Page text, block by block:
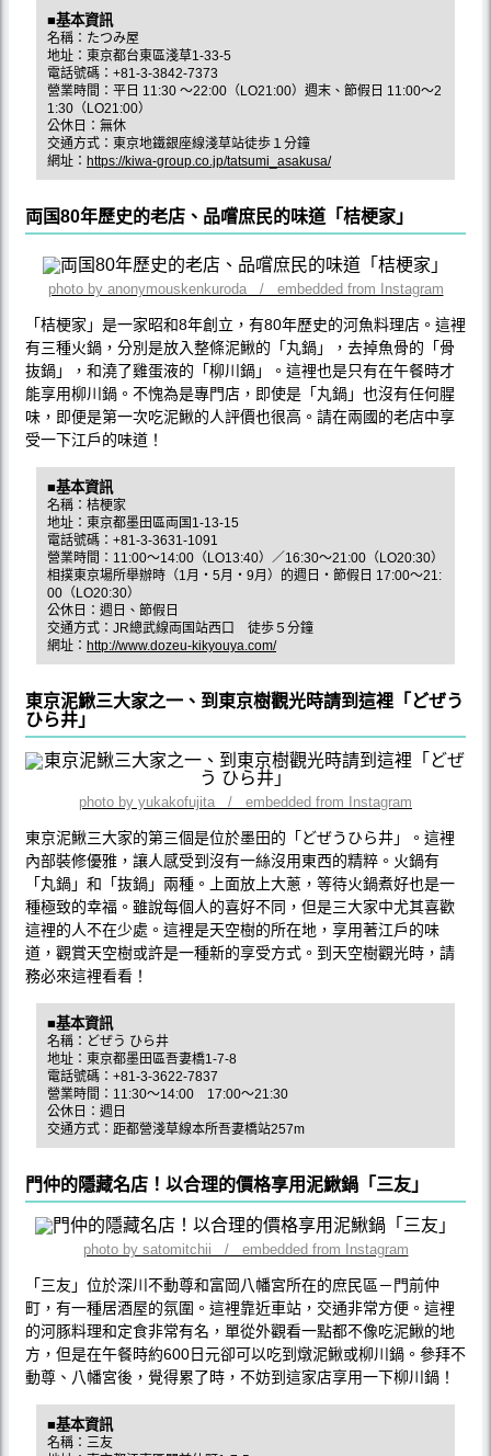
■基本資訊
名稱：たつみ屋
地址：東京都台東區淺草1-33-5
電話號碼：+81-3-3842-7373
營業時間：平日 11:30 ～22:00（LO21:00）週末、節假日 11:00～2
1:30（LO21:00）
公休日：無休
交通方式：東京地鐵銀座線淺草站徒歩１分鐘
網址： https://kiwa-group.co.jp/tatsumi_asakusa/
両国80年歷史的老店、品嚐庶民的味道「桔梗家」
photo by anonymouskenkuroda / embedded from Instagram
「桔梗家」是一家昭和8年創立，有80年歷史的河魚料理店。這裡
有三種火鍋，分別是放入整條泥鰍的「丸鍋」，去掉魚骨的「骨
抜鍋」，和澆了雞蛋液的「柳川鍋」。這裡也是只有在午餐時才
能享用柳川鍋。不愧為是專門店，即使是「丸鍋」也沒有任何腥
味，即便是第一次吃泥鰍的人評價也很高。請在兩國的老店中享
受一下江戶的味道！
■基本資訊
名稱：桔梗家
地址：東京都墨田區両国1-13-15
電話號碼：+81-3-3631-1091
營業時間：11:00～14:00（LO13:40）／16:30～21:00（LO20:30）
相撲東京場所舉辦時（1月・5月・9月）的週日・節假日 17:00～21:
00（LO20:30）
公休日：週日、節假日
交通方式：JR總武線両国站西口 徒歩５分鐘
網址： http://www.dozeu-kikyouya.com/
東京泥鰍三大家之一、到東京樹觀光時請到這裡「どぜう
ひら井」
photo by yukakofujita / embedded from Instagram
東京泥鰍三大家的第三個是位於墨田的「どぜうひら井」。這裡
內部裝修優雅，讓人感受到沒有一絲沒用東西的精粹。火鍋有
「丸鍋」和「抜鍋」兩種。上面放上大蔥，等待火鍋煮好也是一
種極致的幸福。雖說每個人的喜好不同，但是三大家中尤其喜歡
這裡的人不在少處。這裡是天空樹的所在地，享用著江戶的味
道，觀賞天空樹或許是一種新的享受方式。到天空樹觀光時，請
務必來這裡看看！
■基本資訊
名稱：どぜう ひら井
地址：東京都墨田區吾妻橋1-7-8
電話號碼：+81-3-3622-7837
營業時間：11:30～14:00 17:00～21:30
公休日：週日
交通方式：距都營淺草線本所吾妻橋站257m
門仲的隱藏名店！以合理的價格享用泥鰍鍋「三友」
photo by satomitchii / embedded from Instagram
「三友」位於深川不動尊和富岡八幡宮所在的庶民區－門前仲
町，有一種居酒屋的氛圍。這裡靠近車站，交通非常方便。這裡
的河豚料理和定食非常有名，單從外觀看一點都不像吃泥鰍的地
方，但是在午餐時約600日元卻可以吃到燉泥鰍或柳川鍋。參拜不
動尊、八幡宮後，覺得累了時，不妨到這家店享用一下柳川鍋！
■基本資訊
名稱：三友